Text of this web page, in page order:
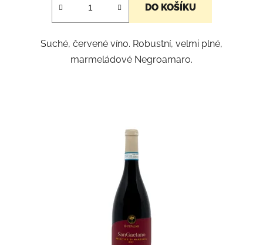
5
hvězdiček.
DO KOŠÍKU
Suché, červené víno. Robustní, velmi plné,
marmeládové Negroamaro.